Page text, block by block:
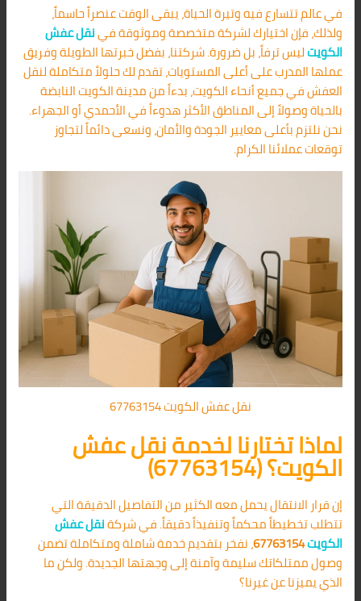
في عالم تتسارع فيه وتيرة الحياة، يبقى الوقت عنصراً حاسماً،
ولذلك، فإن اختيارك لشركة متخصصة وموثوقة فينقل عفش
الكويتليس ترفاً، بل ضرورة. شركتنا، بفضل خبرتها الطويلة وفريق
عملها المدرب على أعلى المستويات، تقدم لك حلولاً متكاملة لنقل
العفش في جميع أنحاء الكويت، بدءاً من مدينة الكويت النابضة
بالحياة وصولاً إلى المناطق الأكثر هدوءاً في الأحمدي أو الجهراء.
نحن نلتزم بأعلى معايير الجودة والأمان، ونسعى دائماً لتجاوز
توقعات عملائنا الكرام.
نقل عفش الكويت 67763154
لماذا تختارنا لخدمة نقل عفش
الكويت؟ (67763154)
إن قرار الانتقال يحمل معه الكثير من التفاصيل الدقيقة التي
تتطلب تخطيطاً محكماً وتنفيذاً دقيقاً. في شركةنقل عفش
الكويت67763154
، نفخر بتقديم خدمة شاملة ومتكاملة تضمن
وصول ممتلكاتك سليمة وآمنة إلى وجهتها الجديدة. ولكن ما
الذي يميزنا عن غيرنا؟